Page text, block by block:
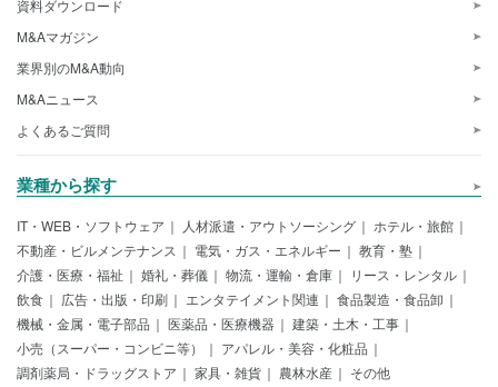
資料ダウンロード
M&Aマガジン
業界別のM&A動向
M&Aニュース
よくあるご質問
業種から探す
IT・WEB・ソフトウェア 人材派遣・アウトソーシング
ホテル・旅館
不動産・ビルメンテナンス
電気・ガス・エネルギー
教育・塾
介護・医療・福祉
婚礼・葬儀 物流・運輸・倉庫
リース・レンタル
飲食
広告・出版・印刷 エンタテイメント関連
食品製造・食品卸
機械・金属・電子部品
医薬品・医療機器
建築・土木・工事
小売（スーパー・コンビニ等）
アパレル・美容・化粧品
調剤薬局・ドラッグストア
家具・雑貨 農林水産 その他